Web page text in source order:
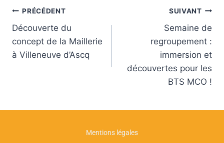
PRÉCÉDENT
Découverte du
concept de la Maillerie
à Villeneuve d’Ascq
SUIVANT
Semaine de
regroupement :
immersion et
découvertes pour les
BTS MCO !
Mentions légales